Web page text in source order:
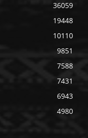
36059
19448
10110
9851
7588
7431
6943
4980